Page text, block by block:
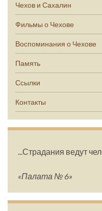
Чехов и Сахалин
Фильмы о Чехове
Воспоминания о Чехове
Память
Ссылки
Контакты
...Страдания ведут
«Палата № 6»